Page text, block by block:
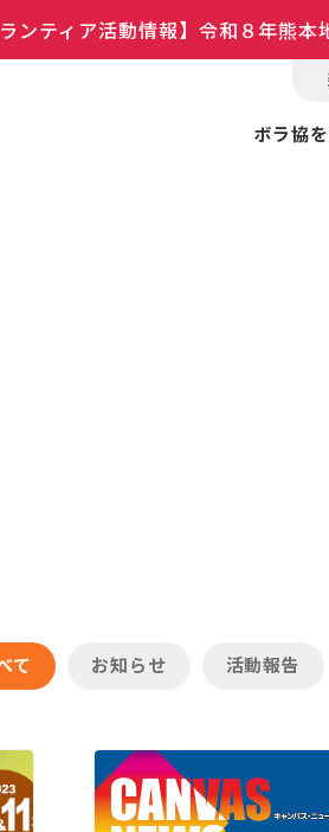
ンティア活動情報】令和８年熊
ボラ協
て お知らせ 活動報告